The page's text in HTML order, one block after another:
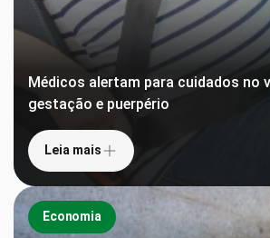
Médicos alertam para cuidados no
gestação e puerpério
Leia mais
Economia